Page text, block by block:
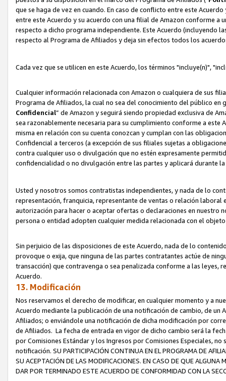
que se haga de vez en cuando. En caso de conflicto entre este
entre este Acuerdo y su acuerdo con una filial de Amazon conforme
respecto a dicho programa independiente. Este Acuerdo (incluyendo
respecto al Programa de Afiliados y deja sin efectos todos los
Cada vez que se utilicen en este Acuerdo, los términos "incluye(n)",
Cualquier información relacionada con Amazon o cualquiera de sus
Programa de Afiliados, la cual no sea del conocimiento del público
Confidencial” de Amazon y seguirá siendo propiedad exclusiva de
sea razonablemente necesaria para su cumplimiento conforme a
misma en relación con su cuenta conozcan y cumplan con las
Confidencial a terceros (a excepción de sus filiales sujetas a
contra cualquier uso o divulgación que no estén expresamente
confidencialidad o no divulgación entre las partes y aplicará durante
Usted y nosotros somos contratistas independientes, y nada de lo
representación, franquicia, representante de ventas o relación
autorización para hacer o aceptar ofertas o declaraciones en nuestro
persona o entidad adopten cualquier medida relacionada con el
Sin perjuicio de las disposiciones de este Acuerdo, nada de lo
provoque o exija, que ninguna de las partes contratantes actúe de
transacción) que contravenga o sea penalizada conforme a las leyes,
Acuerdo.
13. Modificación
Nos reservamos el derecho de modificar, en cualquier momento y a
Acuerdo mediante la publicación de una notificación de cambio, de
Afiliados; o enviándole una notificación de dicha modificación por
de Afiliados. La fecha de entrada en vigor de dicho cambio será la
por Comisiones Estándar y los Ingresos por Comisiones Especiales,
notificación. SU PARTICIPACIÓN CONTINUA EN EL PROGRAMA DE
SU ACEPTACIÓN DE LAS MODIFICACIONES. EN CASO DE QUE ALGUNA
DAR POR TERMINADO ESTE ACUERDO DE CONFORMIDAD CON LA